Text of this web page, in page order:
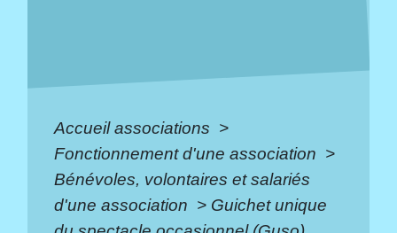
Accueil associations >
Fonctionnement d'une association >
Bénévoles, volontaires et salariés
d'une association > Guichet unique